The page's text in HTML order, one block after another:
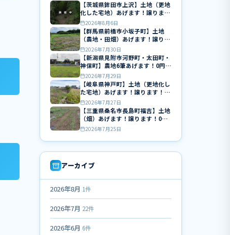
【茨城県鉾田市上沢】土地（更地
化した宅地）あげます！譲りま
す！0円物件！
2026年8月6日
【群馬県前橋市小坂子町】土地
（農地・田畑）あげます！譲りま
す！0円物件！無料！
2026年7月30日
【新潟県見附市河野町・太田町・
神保町】農地6筆あげます！0円物
件！無料！
2026年7月29日
【岐阜県神戸町】土地（更地化し
た宅地）あげます！譲ります！0
円物件！無料！
2026年7月27日
【三重県桑名市長島町福吉】土地
（畑）あげます！譲ります！0円
物件！無料！
2026年7月25日
アーカイブ
2026年8月 1件
2026年7月 22件
2026年6月 6件